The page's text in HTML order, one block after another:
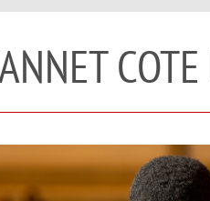
COTE